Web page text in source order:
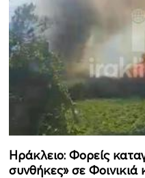
Ηράκλειο: Φορείς
συνθήκες» σε